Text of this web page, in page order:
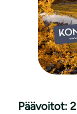
Päävoitot: